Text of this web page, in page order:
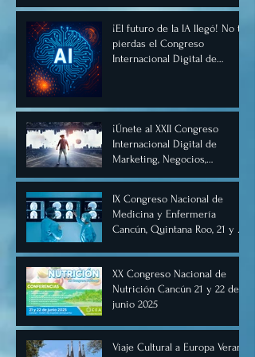
¡El futuro de la IA llegó! No te
pierdas el Congreso
Internacional Digital de
¡Únete al XXII Congreso
Internacional Digital de
Marketing, Negocios,
forma virtual!
IX Congreso Nacional de
Medicina y Enfermería
Cancún, Quintana Roo, 21 y 22
XX Congreso Nacional de
Nutrición Cancún 21 y 22 de
junio 2025
Viaje Cultural a Europa Verano